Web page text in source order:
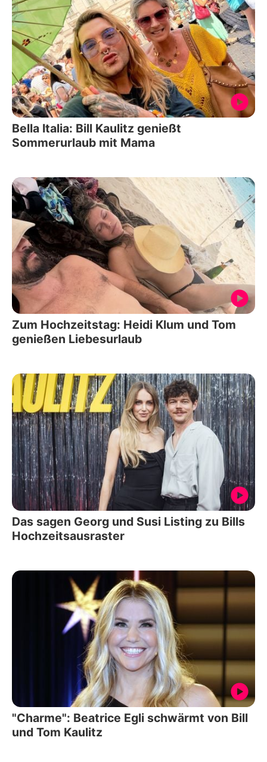
Bella Italia: Bill Kaulitz genießt
Sommerurlaub mit Mama
Zum Hochzeitstag: Heidi Klum und Tom
genießen Liebesurlaub
Das sagen Georg und Susi Listing zu Bills
Hochzeitsausraster
"Charme": Beatrice Egli schwärmt von Bill
und Tom Kaulitz